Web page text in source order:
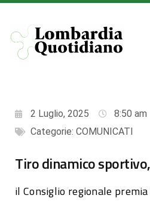
2 Luglio, 2025
8:50 am
Categorie: COMUNICATI
Tiro dinamico sportivo,
il Consiglio regionale